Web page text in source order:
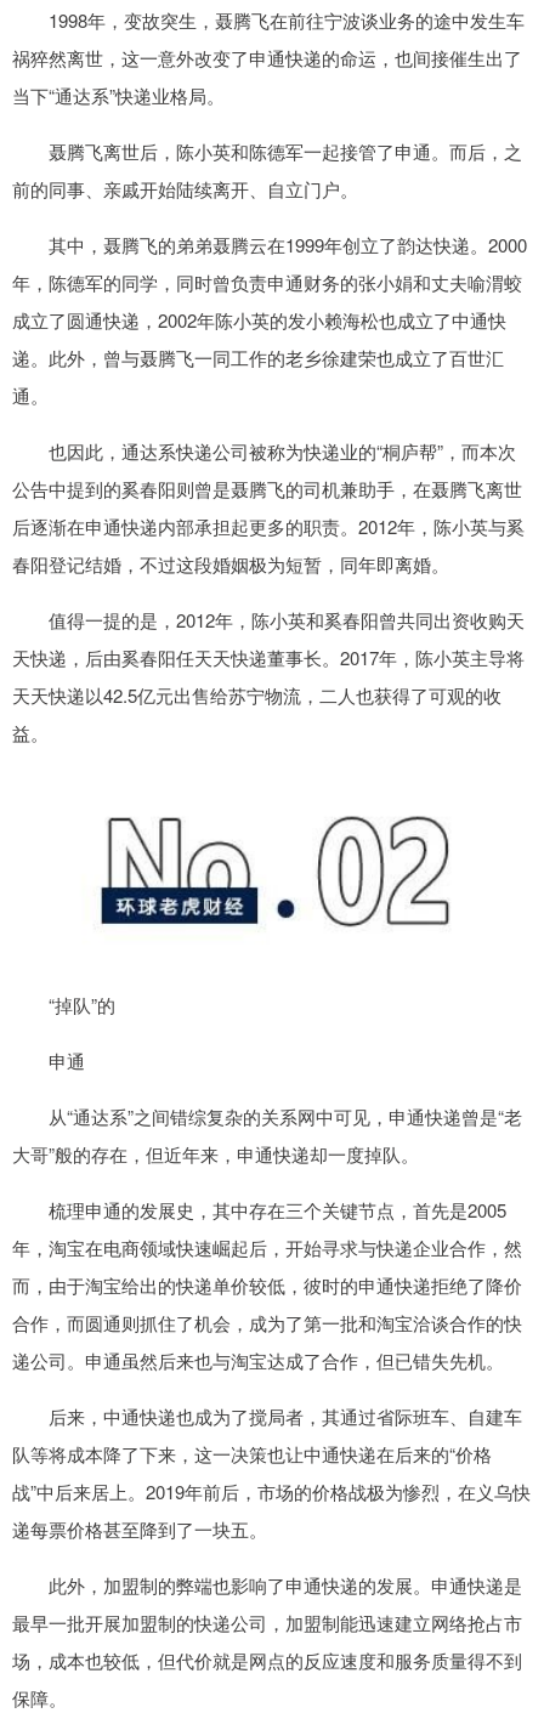
1998年，变故突生，聂腾飞在前往宁波谈业务的途中发生车
祸猝然离世，这一意外改变了申通快递的命运，也间接催生出了
当下“通达系”快递业格局。
聂腾飞离世后，陈小英和陈德军一起接管了申通。而后，之
前的同事、亲戚开始陆续离开、自立门户。
其中，聂腾飞的弟弟聂腾云在1999年创立了韵达快递。2000
年，陈德军的同学，同时曾负责申通财务的张小娟和丈夫喻渭蛟
成立了圆通快递，2002年陈小英的发小赖海松也成立了中通快
递。此外，曾与聂腾飞一同工作的老乡徐建荣也成立了百世汇
通。
也因此，通达系快递公司被称为快递业的“桐庐帮”，而本次
公告中提到的奚春阳则曾是聂腾飞的司机兼助手，在聂腾飞离世
后逐渐在申通快递内部承担起更多的职责。2012年，陈小英与奚
春阳登记结婚，不过这段婚姻极为短暂，同年即离婚。
值得一提的是，2012年，陈小英和奚春阳曾共同出资收购天
天快递，后由奚春阳任天天快递董事长。2017年，陈小英主导将
天天快递以42.5亿元出售给苏宁物流，二人也获得了可观的收
益。
“掉队”的
申通
从“通达系”之间错综复杂的关系网中可见，申通快递曾是“老
大哥”般的存在，但近年来，申通快递却一度掉队。
梳理申通的发展史，其中存在三个关键节点，首先是2005
年，淘宝在电商领域快速崛起后，开始寻求与快递企业合作，然
而，由于淘宝给出的快递单价较低，彼时的申通快递拒绝了降价
合作，而圆通则抓住了机会，成为了第一批和淘宝洽谈合作的快
递公司。申通虽然后来也与淘宝达成了合作，但已错失先机。
后来，中通快递也成为了搅局者，其通过省际班车、自建车
队等将成本降了下来，这一决策也让中通快递在后来的“价格
战”中后来居上。2019年前后，市场的价格战极为惨烈，在义乌快
递每票价格甚至降到了一块五。
此外，加盟制的弊端也影响了申通快递的发展。申通快递是
最早一批开展加盟制的快递公司，加盟制能迅速建立网络抢占市
场，成本也较低，但代价就是网点的反应速度和服务质量得不到
保障。